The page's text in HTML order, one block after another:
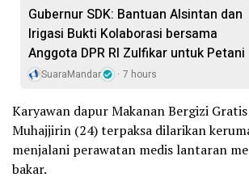
Gubernur SDK: Bantuan Alsintan dan
Irigasi Bukti Kolaborasi bersama
Anggota DPR RI Zulfikar untuk Petani
SuaraMandar 7 hours
Karyawan dapur Makanan Bergizi
Muhajjirin (24) terpaksa dilarikan
menjalani perawatan medis lantaran
bakar.